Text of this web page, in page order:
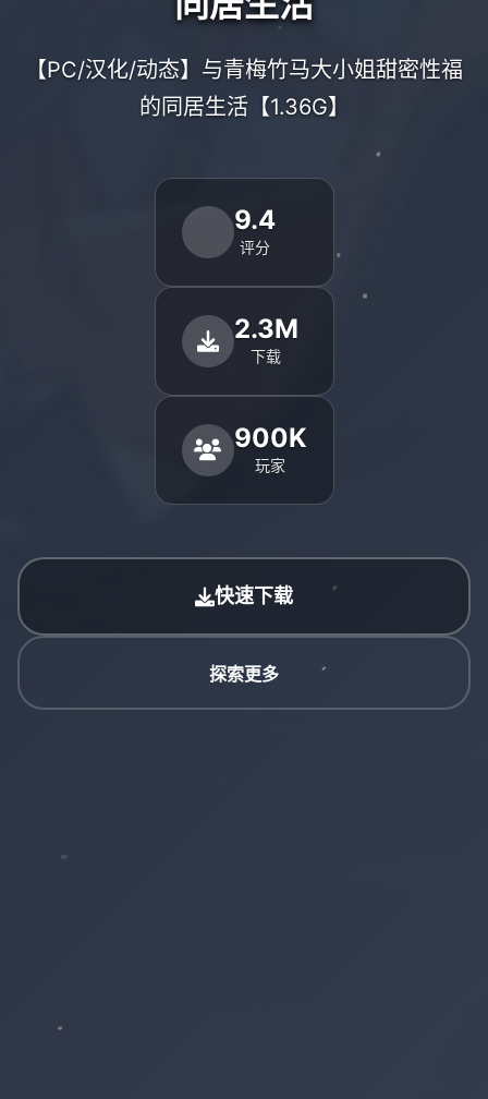
【PC/汉化/动态】与青梅竹马大小姐甜密性福
的同居生活【1.36G】
9.4
评分
2.3M
下载
900K
玩家
快速下载
探索更多